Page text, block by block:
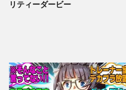
リティーダービー